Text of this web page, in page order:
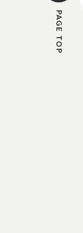
旨、変更後の
に通知しま
スによる商品
。
が別途定める
るものとしま
PAGE TOP